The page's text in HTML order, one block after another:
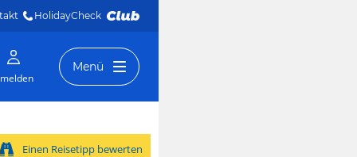
HolidayCheck
Menü
Einen Reisetipp bewerten